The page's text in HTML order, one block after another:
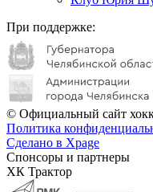
При поддержке:
© Официальный сайт
Политика
Сделано в Xpage
Спонсоры и партнеры
ХК Трактор